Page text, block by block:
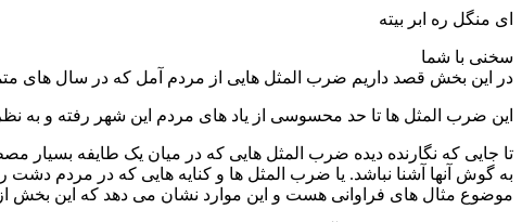
ای منگل ره ابر بیته
سخنی با شما
در این بخش قصد داریم ضرب المثل هایی از مردم آمل که در سال های
این ضرب المثل ها تا حد محسوسی از یاد های مردم این شهر رفته و به
تا جایی که نگارنده دیده ضرب المثل هایی که در میان یک طایفه بسیار
به گوش آنها آشنا نباشد. یا ضرب المثل ها و کنایه هایی که در مردم
موضوع مثال های فراوانی هست و این موارد نشان می دهد که این بخش از